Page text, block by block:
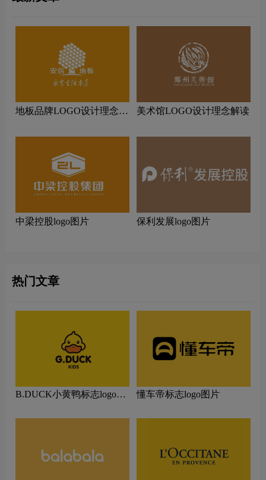
地板品牌LOGO设计理念解
美术馆LOGO设计理念解读
中梁控股logo图片 保利发展logo图片
热门文章
B.DUCK小黄鸭标志logo图
懂车帝标志logo图片